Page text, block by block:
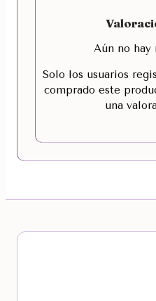
Aún no hay
Solo los usuarios
comprado este
una